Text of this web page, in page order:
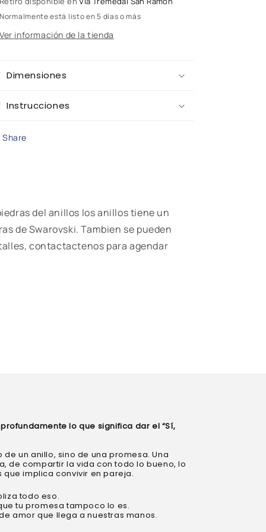
Normalmente está listo en 5 días o más
Ver información de la tienda
Dimensiones
Instrucciones
Share
del anillos los anillos tiene un
de Swarovski. Tambien se pueden
contactactenos para agendar
lo que significa dar el “Sí,
un anillo, sino de una promesa. Una
de compartir la vida con todo lo bueno, lo
implica convivir en pareja.
todo eso.
tu promesa tampoco lo es.
amor que llega a nuestras manos.